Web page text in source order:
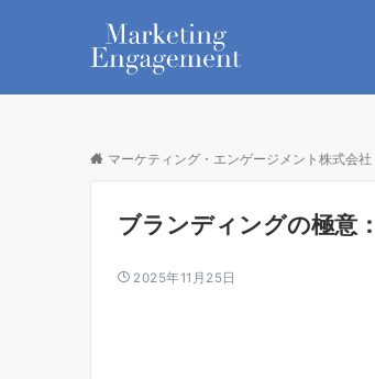
マーケティング・エンゲージメント株式会社
ブランディングの極意
2025年11月25日